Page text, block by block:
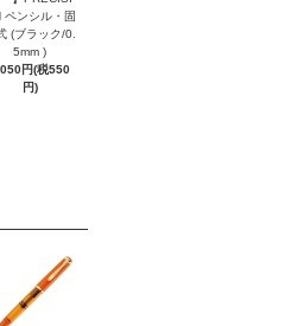
ペンシル・固
(ブラック/0.
5mm )
円(税550
円)